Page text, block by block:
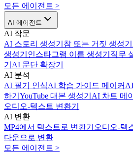
모든 에이전트 >
AI 에이전트
AI 작문
AI 스토리 생성기 참 또는 거짓 생성기
생성기 인스타그램 이름 생성기 직무
기 AI 문단 확장기
AI 분석
AI 필기 인식AI 학습 가이드 메이커
하기 YouTube 대본 생성기 AI 차트 메
오디오-텍스트 변환기
AI 변환
MP4에서 텍스트로 변환기 오디오-텍
다운으로 변환
모든 에이전트 >